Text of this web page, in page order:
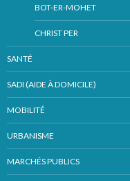
BOT-ER-MOHET
CHRIST PER
SANTÉ
SADI (AIDE À DOMICILE)
MOBILITÉ
URBANISME
MARCHÉS PUBLICS